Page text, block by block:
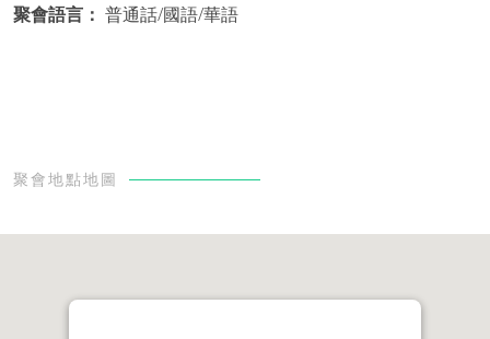
聚會語言： 普通話/國語/華語
聚會地點地圖